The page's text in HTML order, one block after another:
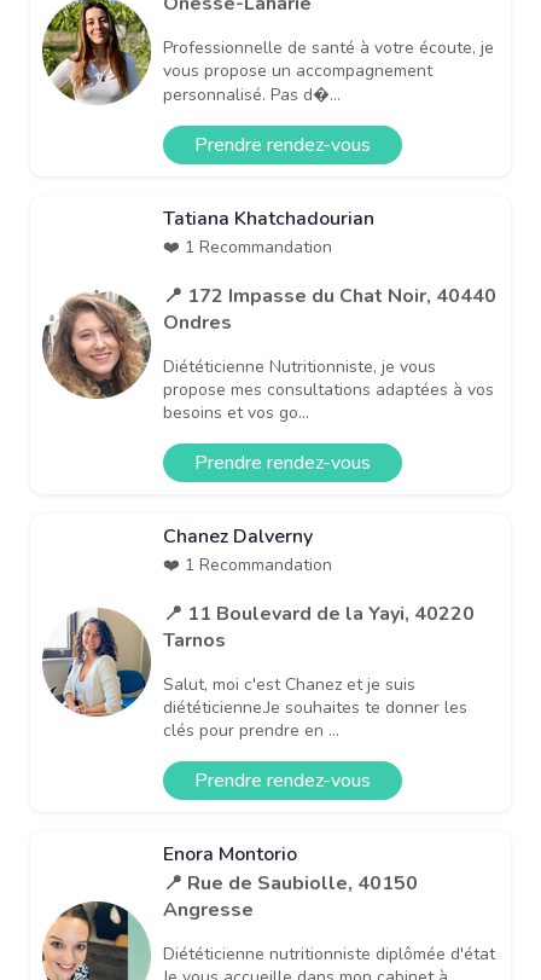
Professionnelle de santé à votre écoute, je
vous propose un accompagnement
personnalisé. Pas d�...
Prendre rendez-vous
Tatiana Khatchadourian
❤️ 1 Recommandation
📍 172 Impasse du Chat Noir, 40440
Ondres
Diététicienne Nutritionniste, je vous
propose mes consultations adaptées à vos
besoins et vos go...
Prendre rendez-vous
Chanez Dalverny
❤️ 1 Recommandation
📍 11 Boulevard de la Yayi, 40220
Tarnos
Salut, moi c'est Chanez et je suis
diététicienne.Je souhaites te donner les
clés pour prendre en ...
Prendre rendez-vous
Enora Montorio
📍 Rue de Saubiolle, 40150
Angresse
Diététicienne nutritionniste diplômée d'état